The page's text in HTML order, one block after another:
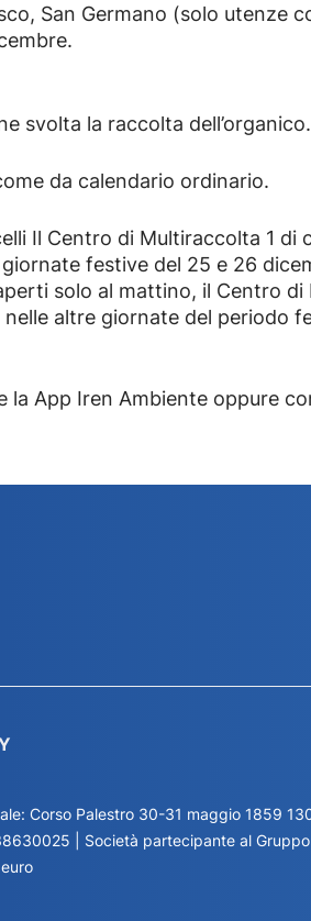
San Germano (solo utenze
svolta la raccolta dell’organico.
da calendario ordinario.
Il Centro di Multiraccolta 1 di
festive del 25 e 26
solo al mattino, il Centro
altre giornate del periodo
App Iren Ambiente oppure
Corso Palestro 30-31 maggio 1859
| Società partecipante al